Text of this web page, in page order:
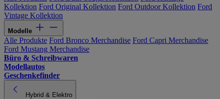
Kollektion Ford Original Kollektion Ford Outdoor Kollektion Ford
Vintage Kollektion
Modelle
Alle Produkte Ford Bronco Merchandise Ford Capri Merchandise
Ford Mustang Merchandise
Büro & Schreibwaren
Modellautos
Geschenkefinder
Hybrid & Elektro